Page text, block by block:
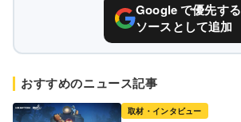
Google で優先する
ソースとして追加
おすすめのニュース記事
取材・インタビュー